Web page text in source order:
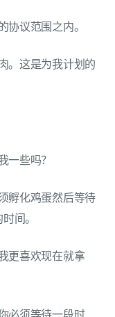
议范围之内。
。这是为我计划的
些吗？
化鸡蛋然后等待
间。
更喜欢现在就拿